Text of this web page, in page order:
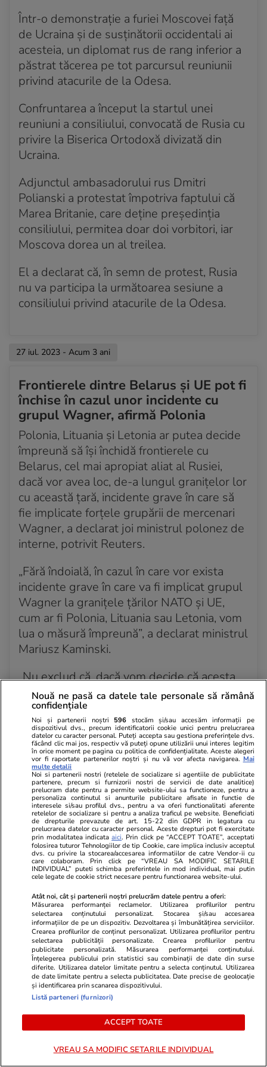
Într-o demonstrație a furiei Moscovei față
de Ucraina și de susținătorii occidentali ai
acesteia, un diplomat rus de rang inferior a
păstrat tăcerea pe tot parcursul reuniunii
privind atacurile de la Odesa.
Confruntarea a început la startul unei
reuniuni a consiliului, convocată de Rusia cu
privire la Biserica Ortodoxă divizată din
Ucraina.
Adjunctul ambasadorului rus Dmitri
Polianski a protestat împotriva faptului că
Marea Britanie, care deține președinția
consiliului, permitea doar doi vorbitori, iar
Moscova dorea un al treilea.
El a declarat că, în semn de protest, Rusia
nu va participa la următoarea sesiune a
consiliului privind atacurile de la Odesa.
27 iul. 2023 - Acum 3 ani
Frontierele dintre Belarus și UE pot fi
închise în cazul unor incidente cu
grupul Wagner, afirmă Polonia
Polonia, Lituania și Letonia ar putea decide
împreună să își închidă frontierele cu
Belarus, cel mai apropiat aliat al Rusiei,
dacă vor avea loc, de-a lungul granițelor lor
cu această țară, incidente grave în care să
fie implicate forțele grupării de mercenari
Wagner, a declarat joi ministrul polonez de
interne, potrivit Reuters.
„Fără îndoială, în cazul în care vor exista
incidente grave în care va fi implicat grupul
Wagner la granițele țărilor NATO și UE,
cum ar fi Polonia, Lituania sau Letonia, vom
lua o măsură împreună”, a declarat ministrul
Mariusz Kaminski.
„Nu exclud că, dacă vom decide că acesta
este răspunsul potrivit în acest moment,
vom duce la izolarea completă a
Belarusului”, a precizat ministrul polonez de
interne.
Mai multe informații:Trei state din UE
amenință că își vor închide granițele cu
Belarus în cazul unor incidente grave cu
mercenarii Wagner
27 iul. 2023 - Acum 3 ani
Ucraina susține că a recucerit satul
Staromaiorske din regiunea Donețk
Președintele ucrainean Volodimir Zelenski
a anunțat, în cursul zilei de joi, „rezultate
foarte bune” pe linia frontului, promițând să
ofere mai multe detalii ulterior.
Liderul de la Kiev tocmai a postat pe
Telegram o înregistrare video în care apar
mai mulți soldați ucraineni. Aceștia afirmă
că au recucerit satul ucrainean
Nouă ne pasă ca datele tale personale să rămână
confidențiale
Noi și partenerii noștri 596 stocăm și/sau accesăm informații pe
dispozitivul dvs., precum identificatorii cookie unici pentru prelucrarea
datelor cu caracter personal. Puteți accepta sau gestiona preferințele dvs.
făcând clic mai jos, respectiv vă puteți opune utilizării unui interes legitim
în orice moment pe pagina cu politica de confidențialitate. Aceste alegeri
vor fi raportate partenerilor noștri și nu vă vor afecta navigarea. Mai
multe detalii
Noi si partenerii nostri (retelele de socializare si agentiile de publicitate
partenere, precum si furnizorii nostri de servicii de date analitice)
prelucram date pentru a permite website-ului sa functioneze, pentru a
personaliza continutul si anunturile publicitare afisate in functie de
interesele si/sau profilul dvs., pentru a va oferi functionalitati aferente
retelelor de socializare si pentru a analiza traficul pe website. Beneficiati
de drepturile prevazute de art. 15-22 din GDPR in legatura cu
prelucrarea datelor cu caracter personal. Aceste drepturi pot fi exercitate
prin modalitatea indicataaici. Prin click pe “ACCEPT TOATE”, acceptati
folosirea tuturor Tehnologiilor de tip Cookie, care implica inclusiv acceptul
dvs. cu privire la stocarea/accesarea informatiilor de catre Vendor-ii cu
care colaboram. Prin click pe “VREAU SA MODIFIC SETARILE
INDIVIDUAL” puteti schimba preferintele in mod individual, mai putin
cele legate de cookie strict necesare pentru functionarea website-ului.
Atât noi, cât și partenerii noștri prelucrăm datele pentru a oferi:
Măsurarea performanței reclamelor. Utilizarea profilurilor pentru
selectarea conținutului personalizat. Stocarea și/sau accesarea
informațiilor de pe un dispozitiv. Dezvoltarea și îmbunătățirea serviciilor.
Crearea profilurilor de conținut personalizat. Utilizarea profilurilor pentru
selectarea publicității personalizate. Crearea profilurilor pentru
publicitate personalizată. Măsurarea performanței conținutului.
Înțelegerea publicului prin statistici sau combinații de date din surse
diferite. Utilizarea datelor limitate pentru a selecta conținutul. Utilizarea
de date limitate pentru a selecta publicitatea. Date precise de geolocație
și identificarea prin scanarea dispozitivului.
Listă parteneri (furnizori)
ACCEPT TOATE
VREAU SA MODIFIC SETARILE INDIVIDUAL